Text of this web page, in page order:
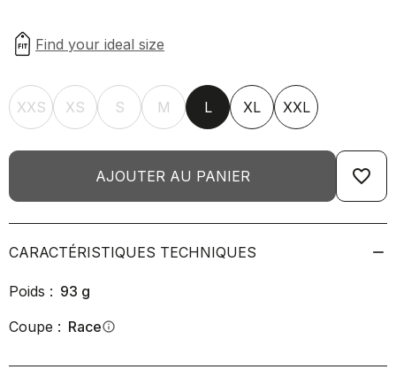
XXS XS S M L XL XXL
AJOUTER AU PANIER favorite_border
CARACTÉRISTIQUES TECHNIQUES
Poids : 93 g
Coupe : Raceinfo